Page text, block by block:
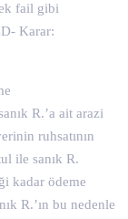
fail gibi
Karar:
R.’a ait arazi
ruhsatının
ile sanık R.
kadar ödeme
R.’ın bu nedenle